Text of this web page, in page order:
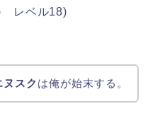
) レベル18)
ヌスク は俺が始末する。